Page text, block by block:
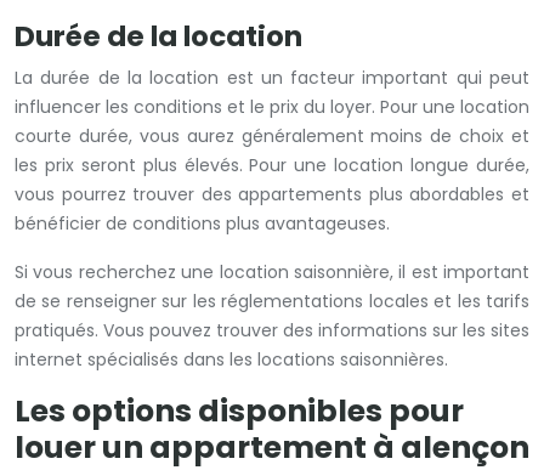
Durée de la location
La durée de la location est un facteur important qui peut
influencer les conditions et le prix du loyer. Pour une location
courte durée, vous aurez généralement moins de choix et
les prix seront plus élevés. Pour une location longue durée,
vous pourrez trouver des appartements plus abordables et
bénéficier de conditions plus avantageuses.
Si vous recherchez une location saisonnière, il est important
de se renseigner sur les réglementations locales et les tarifs
pratiqués. Vous pouvez trouver des informations sur les sites
internet spécialisés dans les locations saisonnières.
Les options disponibles pour
louer un appartement à alençon